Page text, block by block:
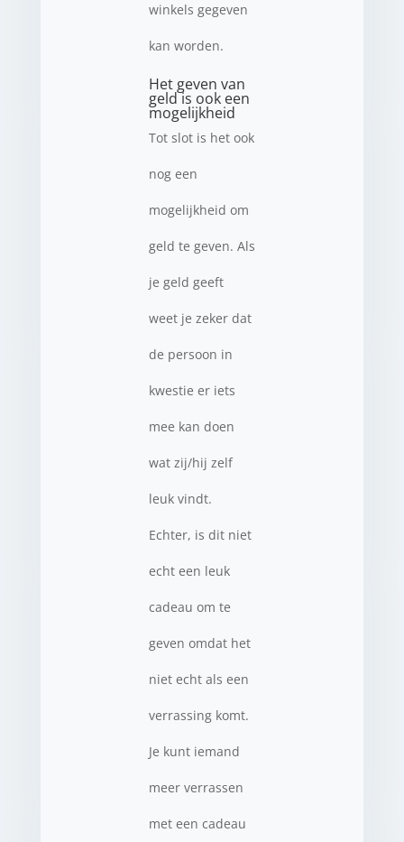
winkels gegeven
kan worden.
Het geven van
geld is ook een
mogelijkheid
Tot slot is het ook
nog een
mogelijkheid om
geld te geven. Als
je geld geeft
weet je zeker dat
de persoon in
kwestie er iets
mee kan doen
wat zij/hij zelf
leuk vindt.
Echter, is dit niet
echt een leuk
cadeau om te
geven omdat het
niet echt als een
verrassing komt.
Je kunt iemand
meer verrassen
met een cadeau